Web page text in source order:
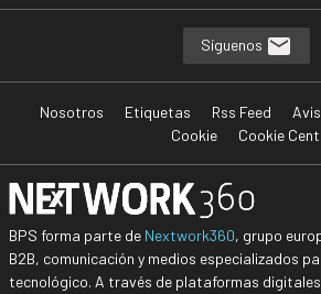
Síguenos
Nosotros Etiquetas Rss Feed
Cookie
Cookie
BPS forma parte de Nextwork360, grupo
B2B, comunicación y medios especializados
tecnológico. A través de plataformas